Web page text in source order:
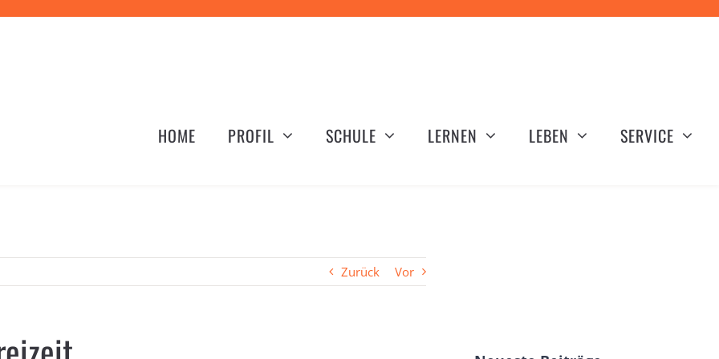
HOME PROFIL SCHULE LERNEN LEBEN SERVICE
Zurück Vor